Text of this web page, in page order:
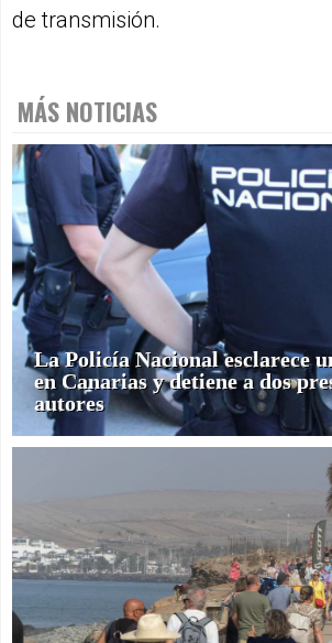
de transmisión.
MÁS NOTICIAS
La Policía Nacional esclarece
en Canarias y detiene a dos
autores